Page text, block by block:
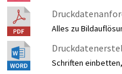
Alles zu
Schriften